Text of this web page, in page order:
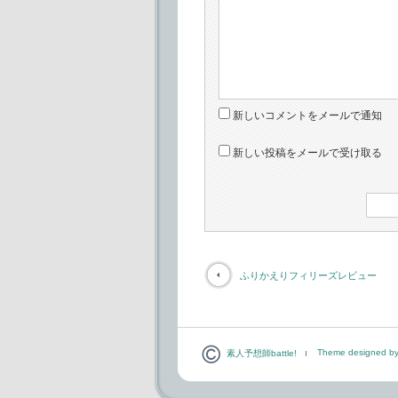
新しいコメントをメールで通知
新しい投稿をメールで受け取る
ふりかえりフィリーズレビュー
素人予想師battle! Theme designed